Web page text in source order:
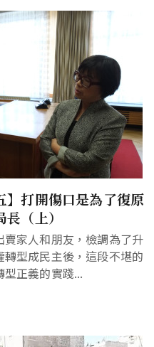
】打開傷口是為了復原
（上）
家人和朋友，檢調為了升
型成民主後，這段不堪的
正義的實踐...